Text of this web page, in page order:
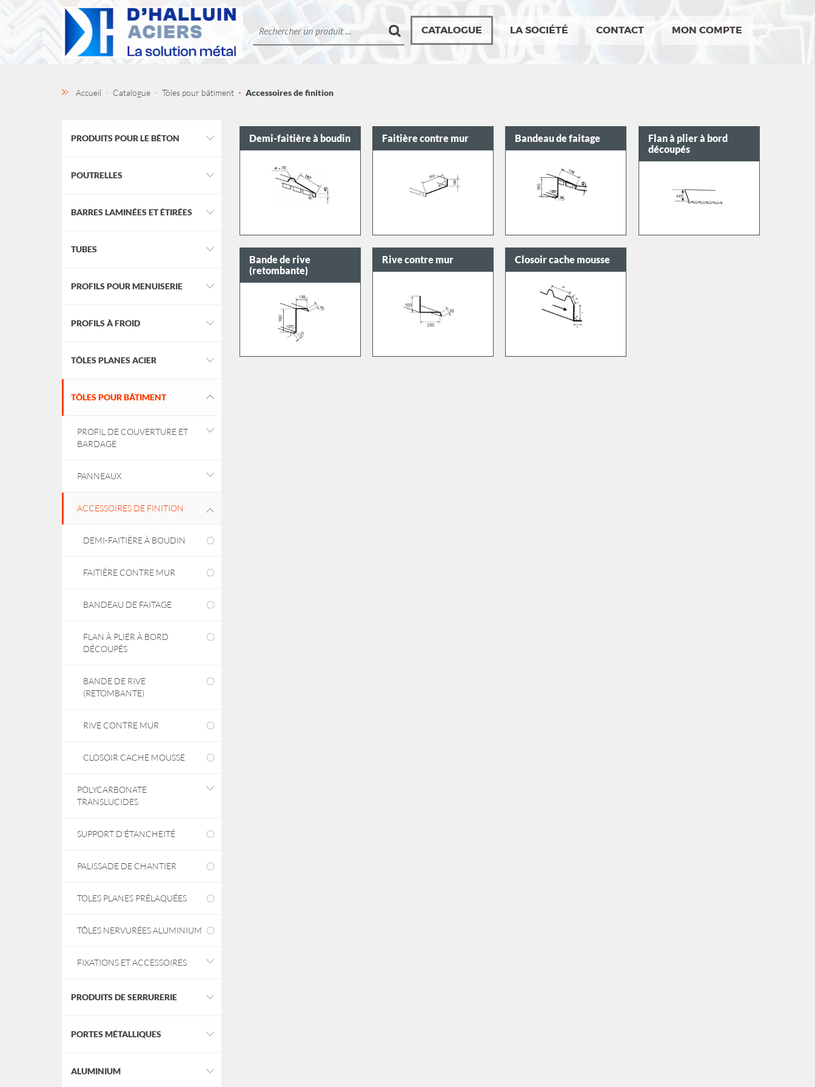
CATALOGUE LA SOCIÉTÉ CONTACT MON COMPTE
Accueil Catalogue Tôles pour bâtiment Accessoires de finition
PRODUITS POUR LE BÉTON
POUTRELLES
BARRES LAMINÉES ET ÉTIRÉES
TUBES
PROFILS POUR MENUISERIE
PROFILS À FROID
TÔLES PLANES ACIER
TÔLES POUR BÂTIMENT
PROFIL DE COUVERTURE ET
BARDAGE
PANNEAUX
ACCESSOIRES DE FINITION
DEMI-FAITIÈRE À BOUDIN
FAITIÈRE CONTRE MUR
BANDEAU DE FAITAGE
FLAN À PLIER À BORD
DÉCOUPÉS
BANDE DE RIVE
(RETOMBANTE)
RIVE CONTRE MUR
CLOSOIR CACHE MOUSSE
POLYCARBONATE
TRANSLUCIDES
SUPPORT D'ÉTANCHEITÉ
PALISSADE DE CHANTIER
TOLES PLANES PRÉLAQUÉES
TÔLES NERVURÉES ALUMINIUM
FIXATIONS ET ACCESSOIRES
PRODUITS DE SERRURERIE
PORTES MÉTALLIQUES
ALUMINIUM
Demi-faitière à boudin Faitière contre mur Bandeau de faitage
Flan à plier à bord
découpés
Bande de rive
(retombante)
Rive contre mur Closoir cache mousse